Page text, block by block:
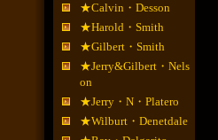
★Calvin・Desson
★Harold・Smith
★Gilbert・Smith
★Jerry&Gilbert・Nels
on
★Jerry・N・Platero
★Wilburt・Denetdale